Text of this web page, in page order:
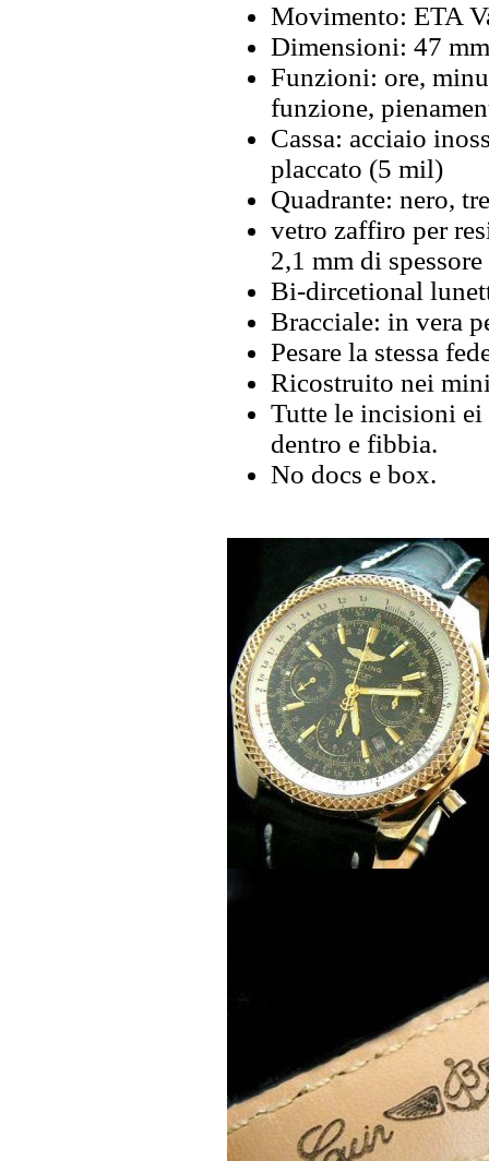
Movimento: ETA
Dimensioni: 47
Funzioni: ore,
funzione,
Cassa: acciaio
placcato (5 mil)
Quadrante: nero,
vetro zaffiro per
2,1 mm di spessore
Bi-dircetional
Bracciale: in vera
Pesare la stessa
Ricostruito nei
Tutte le incisioni ei
dentro e fibbia.
No docs e box.